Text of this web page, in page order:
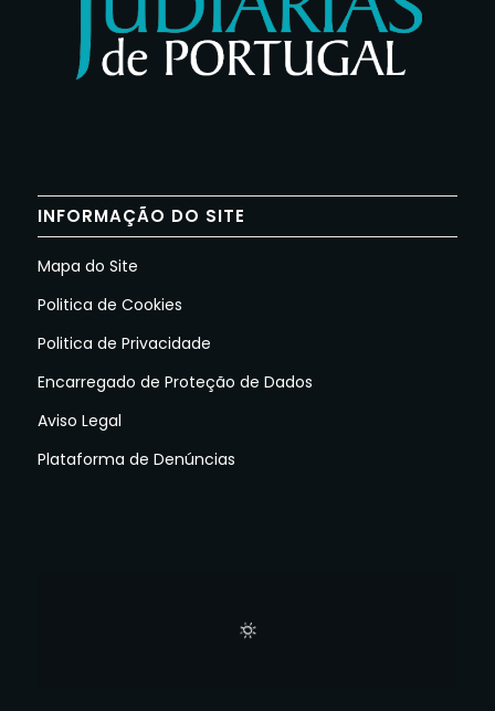
INFORMAÇÃO DO SITE
Mapa do Site
Politica de Cookies
Politica de Privacidade
Encarregado de Proteção de Dados
Aviso Legal
Plataforma de Denúncias